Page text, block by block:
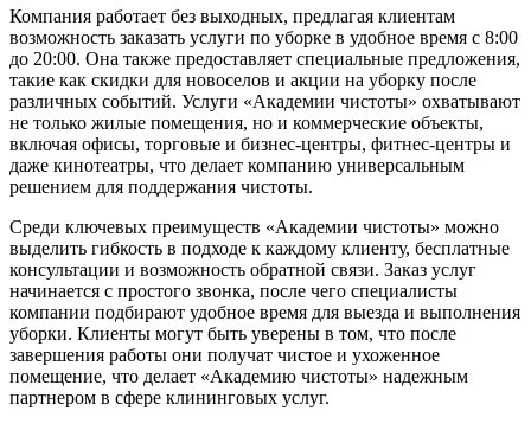
Компания работает без выходных, предлагая клиентам
возможность заказать услуги по уборке в удобное время с 8:00
до 20:00. Она также предоставляет специальные предложения,
такие как скидки для новоселов и акции на уборку после
различных событий. Услуги «Академии чистоты» охватывают
не только жилые помещения, но и коммерческие объекты,
включая офисы, торговые и бизнес-центры, фитнес-центры и
даже кинотеатры, что делает компанию универсальным
решением для поддержания чистоты.
Среди ключевых преимуществ «Академии чистоты» можно
выделить гибкость в подходе к каждому клиенту, бесплатные
консультации и возможность обратной связи. Заказ услуг
начинается с простого звонка, после чего специалисты
компании подбирают удобное время для выезда и выполнения
уборки. Клиенты могут быть уверены в том, что после
завершения работы они получат чистое и ухоженное
помещение, что делает «Академию чистоты» надежным
партнером в сфере клининговых услуг.